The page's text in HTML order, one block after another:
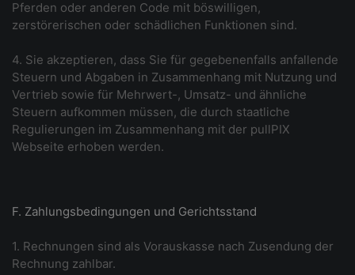
Pferden oder anderen Code mit böswilligen,
zerstörerischen oder schädlichen Funktionen sind.
4. Sie akzeptieren, dass Sie für gegebenenfalls anfallende
Steuern und Abgaben in Zusammenhang mit Nutzung und
Vertrieb sowie für Mehrwert-, Umsatz- und ähnliche
Steuern aufkommen müssen, die durch staatliche
Regulierungen im Zusammenhang mit der pullPIX
Webseite erhoben werden.
F. Zahlungsbedingungen und Gerichtsstand
1. Rechnungen sind als Vorauskasse nach Zusendung der
Rechnung zahlbar.